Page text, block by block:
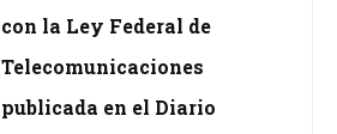
con la Ley Federal de
Telecomunicaciones
publicada en el Diario